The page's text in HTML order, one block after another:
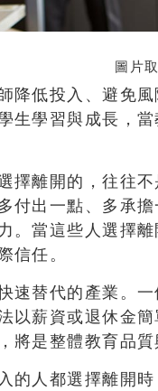
圖片
降低投入、避免
生學習與成長，
擇離開的，往往
付出一點、多承
。當這些人選擇
信任。
速替代的產業。
以薪資或退休金
將是整體教育品質
的人都選擇離開